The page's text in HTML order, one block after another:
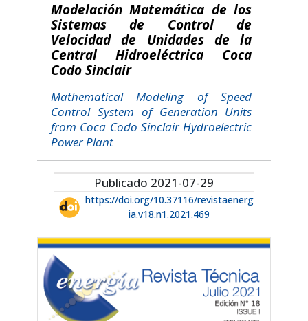
Modelación Matemática de los
Sistemas de Control de
Velocidad de Unidades de la
Central Hidroeléctrica Coca
Codo Sinclair
Mathematical Modeling of Speed
Control System of Generation Units
from Coca Codo Sinclair Hydroelectric
Power Plant
Publicado 2021-07-29
https://doi.org/10.37116/revistaenerg
ia.v18.n1.2021.469